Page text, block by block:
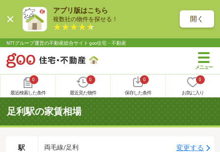
アプリ版はこちら
複数社の物件を探せる！ 開く
NTTグループ運営の不動産総合サイト goo住宅・不動産
0
最近検索した条件
0
最近見た物件
0
保存した条件
0
お気に入り
足利駅の家賃相場
駅 両毛線/足利 変更する